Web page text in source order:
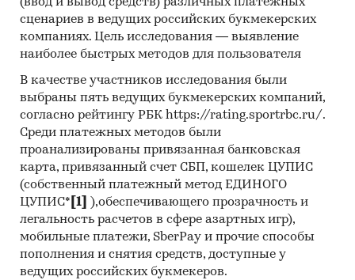
сценариев в ведущих российских букмекерских
компаниях. Цель исследования — выявление
наиболее быстрых методов для пользователя
В качестве участников исследования были
выбраны пять ведущих букмекерских компаний,
согласно рейтингу РБК https://rating.sportrbc.ru/.
Среди платежных методов были
проанализированы привязанная банковская
карта, привязанный счет СБП, кошелек ЦУПИС
(собственный платежный метод ЕДИНОГО
ЦУПИС* [1]
),обеспечивающего прозрачность и
легальность расчетов в сфере азартных игр),
мобильные платежи, SberPay и прочие способы
пополнения и снятия средств, доступные у
ведущих российских букмекеров.